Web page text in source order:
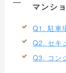
マンシ
Q1. 駐車
Q2. セキ
Q3. コン